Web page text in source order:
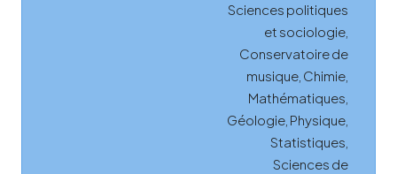
Sciences politiques
et sociologie,
Conservatoire de
musique, Chimie,
Mathématiques,
Géologie, Physique,
Statistiques,
Sciences de